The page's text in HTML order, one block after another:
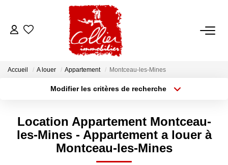
ACCUEIL
A Louer
NOS SERVICES
Accueil A louer Appartement Montceau-les-Mines
Modifier les critères de recherche
Sélectionnez...
Type de bien
Surface min
Location Appartement Montceau-
les-Mines - Appartement a louer à
Montceau-les-Mines